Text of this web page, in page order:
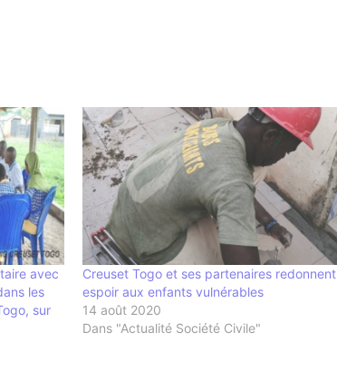
avec
les
sur
Creuset Togo et ses partenaires redonnent
espoir aux enfants vulnérables
14 août 2020
Dans "Actualité Société Civile"